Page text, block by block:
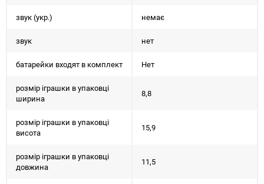
звук (укр.) немає
звук нет
батарейки входят в комплект Нет
розмір іграшки в упаковці
ширина
8,8
розмір іграшки в упаковці
висота
15,9
розмір іграшки в упаковці
довжина
11,5